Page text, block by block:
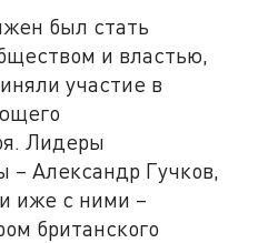
был стать
и властью,
участие в
Лидеры
– Александр Гучков,
иже с ними –
британского